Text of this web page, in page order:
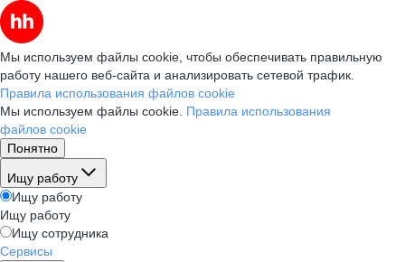
Мы используем файлы cookie, чтобы обеспечивать правильную
работу нашего веб-сайта и анализировать сетевой трафик.
Правила использования файлов cookie
Мы используем файлы cookie. Правила использования
файлов cookie
Понятно
Ищу работу
Ищу работу
Ищу работу
Ищу сотрудника
Сервисы